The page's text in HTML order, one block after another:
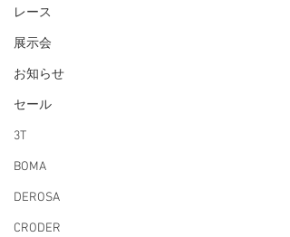
レース
展示会
お知らせ
セール
3T
BOMA
DEROSA
CRODER